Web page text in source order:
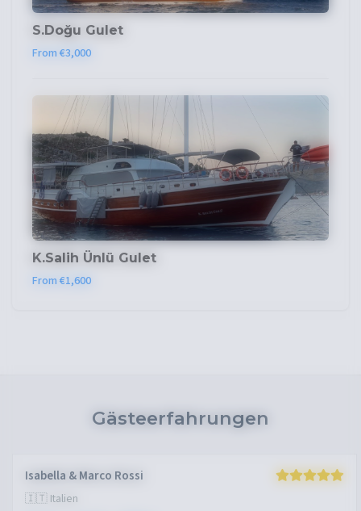
S.Doğu Gulet
From €3,000
K.Salih Ünlü Gulet
From €1,600
Gästeerfahrungen
Isabella & Marco Rossi
🇮🇹 Italien